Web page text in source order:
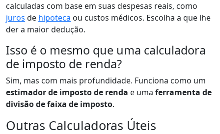
calculadas com base em suas despesas reais, como
juros de hipoteca ou custos médicos. Escolha a que lhe
der a maior dedução.
Isso é o mesmo que uma calculadora
de imposto de renda?
Sim, mas com mais profundidade. Funciona como um
estimador de imposto de renda e uma ferramenta de
divisão de faixa de imposto.
Outras Calculadoras Úteis